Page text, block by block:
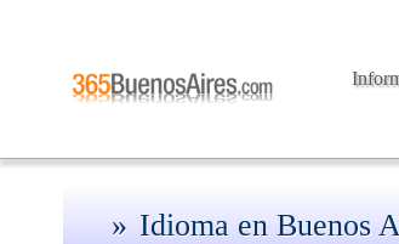
Idioma en Buenos